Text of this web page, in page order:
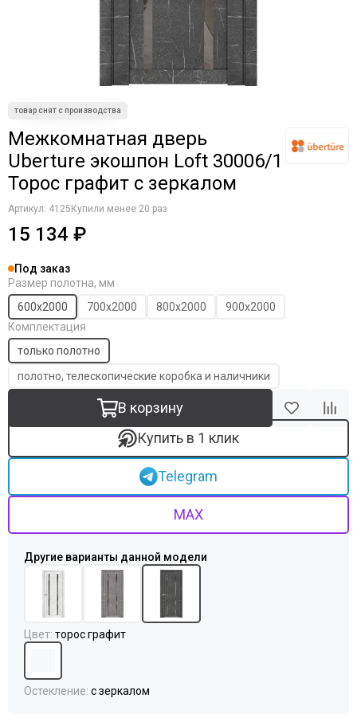
Межкомнатная дверь
Uberture экошпон Loft 30006/1
Торос графит с зеркалом
Артикул: 4125 Купили менее 20 раз
15 134 ₽
Под заказ
Размер полотна, мм
600х2000
700х2000 800х2000
900х2000
Комплектация
только полотно
полотно, телескопические коробка и наличники
В корзину
Купить в 1 клик
Telegram
MAX
Цвет: торос графит
Остекление: с зеркалом